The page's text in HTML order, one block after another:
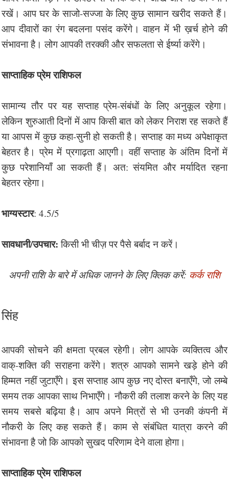
रखें। आप घर के साजो-सज्जा के लिए कुछ सामान खरीद सकते हैं।
आप दीवारों का रंग बदलना पसंद करेंगे। वाहन में भी ख़र्च होने की
संभावना है। लोग आपकी तरक्की और सफलता से ईर्ष्या करेंगे।
साप्ताहिक प्रेम राशिफल
सामान्य तौर पर यह सप्ताह प्रेम-संबंधों के लिए अनुकूल रहेगा।
लेकिन शुरुआती दिनों में आप किसी बात को लेकर निराश रह सकते हैं
या आपस में कुछ कहा-सुनी हो सकती है। सप्ताह का मध्य अपेक्षाकृत
बेहतर है। प्रेम में प्रगाढ़ता आएगी। वहीं सप्ताह के अंतिम दिनों में
कुछ परेशानियाँ आ सकती हैं। अत: संयमित और मर्यादित रहना
बेहतर रहेगा।
भाग्यस्टार: 4.5/5
सावधानी/उपचार: किसी भी चीज़ पर पैसे बर्बाद न करें।
अपनी राशि के बारे में अधिक जानने के लिए क्लिक करें: कर्क राशि
सिंह
आपकी सोचने की क्षमता प्रबल रहेगी। लोग आपके व्यक्तित्व और
वाक्-शक्ति की सराहना करेंगे। शत्रु आपको सामने खड़े होने की
हिम्मत नहीं जुटाएँगे। इस सप्ताह आप कुछ नए दोस्त बनाएँगे, जो लम्बे
समय तक आपका साथ निभाएँगे। नौकरी की तलाश करने के लिए यह
समय सबसे बढ़िया है। आप अपने मित्रों से भी उनकी कंपनी में
नौकरी के लिए कह सकते हैं। काम से संबंधित यात्रा करने की
संभावना है जो कि आपको सुखद परिणाम देने वाला होगा।
साप्ताहिक प्रेम राशिफल